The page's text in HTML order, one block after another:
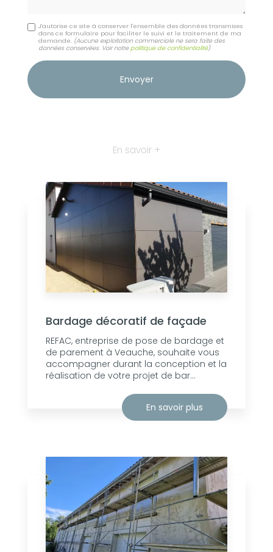
J'autorise ce site à conserver l'ensemble des données transmises
dans ce formulaire pour faciliter le suivi et le traitement de ma
demande. (Aucune exploitation commerciale ne sera faite des
données conservées. Voir notrepolitique de confidentialité)
En savoir +
Bardage décoratif de façade
REFAC, entreprise de pose de bardage et
de parement à Veauche, souhaite vous
accompagner durant la conception et la
réalisation de votre projet de bar...
En savoir plus